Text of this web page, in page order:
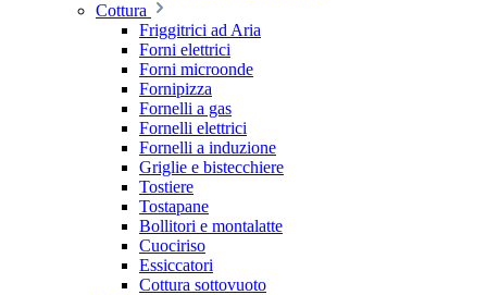
Cottura
Friggitrici ad Aria
Forni elettrici
Forni microonde
Fornipizza
Fornelli a gas
Fornelli elettrici
Fornelli a induzione
Griglie e bistecchiere
Tostiere
Tostapane
Bollitori e montalatte
Cuociriso
Essiccatori
Cottura sottovuoto